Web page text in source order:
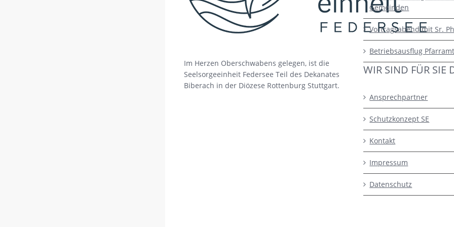
Im Herzen Oberschwabens gelegen, ist die
Seelsorgeeinheit Federsee Teil des Dekanates
Biberach in der Diözese Rottenburg Stuttgart.
Gemeinden
Vortragsabend mit Sr.
Betriebsausflug Pfarramt
WIR SIND FÜR SIE
Ansprechpartner
Schutzkonzept SE
Kontakt
Impressum
Datenschutz